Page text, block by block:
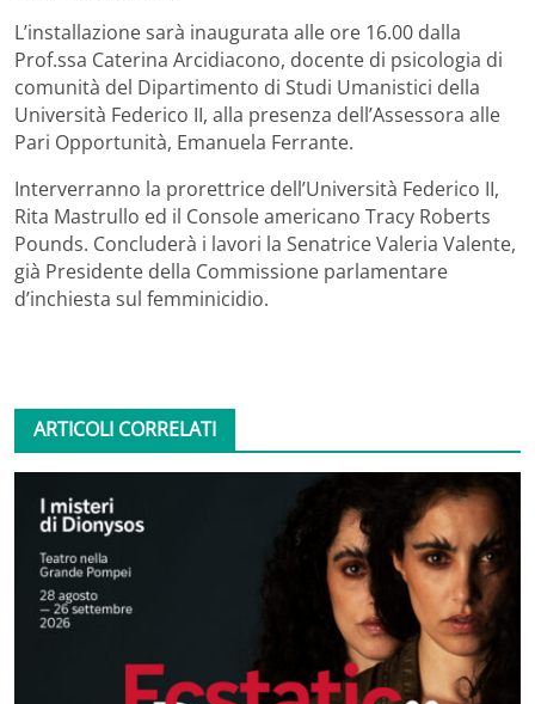
L’installazione sarà inaugurata alle ore 16.00 dalla
Prof.ssa Caterina Arcidiacono, docente di psicologia di
comunità del Dipartimento di Studi Umanistici della
Università Federico II, alla presenza dell’Assessora alle
Pari Opportunità, Emanuela Ferrante.
Interverranno la prorettrice dell’Università Federico II,
Rita Mastrullo ed il Console americano Tracy Roberts
Pounds. Concluderà i lavori la Senatrice Valeria Valente,
già Presidente della Commissione parlamentare
d’inchiesta sul femminicidio.
ARTICOLI CORRELATI